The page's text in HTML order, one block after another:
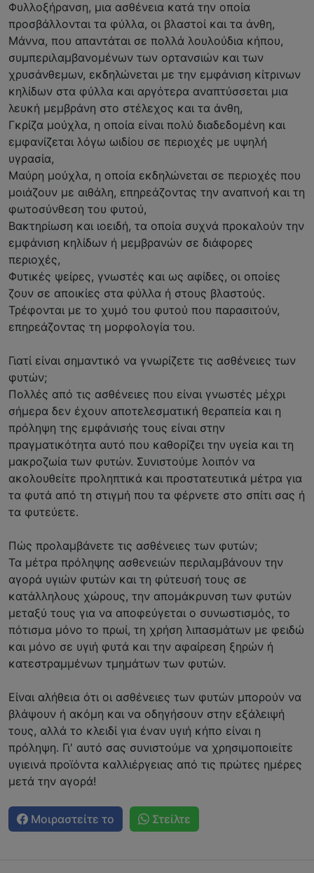
Φυλλοξήρανση, μια ασθένεια κατά την οποία
προσβάλλονται τα φύλλα, οι βλαστοί και τα άνθη,
Μάννα, που απαντάται σε πολλά λουλούδια κήπου,
συμπεριλαμβανομένων των ορτανσιών και των
χρυσάνθεμων, εκδηλώνεται με την εμφάνιση κίτρινων
κηλίδων στα φύλλα και αργότερα αναπτύσσεται μια
λευκή μεμβράνη στο στέλεχος και τα άνθη,
Γκρίζα μούχλα, η οποία είναι πολύ διαδεδομένη και
εμφανίζεται λόγω ωιδίου σε περιοχές με υψηλή
υγρασία,
Μαύρη μούχλα, η οποία εκδηλώνεται σε περιοχές που
μοιάζουν με αιθάλη, επηρεάζοντας την αναπνοή και τη
φωτοσύνθεση του φυτού,
Βακτηρίωση και ιοειδή, τα οποία συχνά προκαλούν την
εμφάνιση κηλίδων ή μεμβρανών σε διάφορες
περιοχές,
Φυτικές ψείρες, γνωστές και ως αφίδες, οι οποίες
ζουν σε αποικίες στα φύλλα ή στους βλαστούς.
Τρέφονται με το χυμό του φυτού που παρασιτούν,
επηρεάζοντας τη μορφολογία του.
Γιατί είναι σημαντικό να γνωρίζετε τις ασθένειες των
φυτών;
Πολλές από τις ασθένειες που είναι γνωστές μέχρι
σήμερα δεν έχουν αποτελεσματική θεραπεία και η
πρόληψη της εμφάνισής τους είναι στην
πραγματικότητα αυτό που καθορίζει την υγεία και τη
μακροζωία των φυτών. Συνιστούμε λοιπόν να
ακολουθείτε προληπτικά και προστατευτικά μέτρα για
τα φυτά από τη στιγμή που τα φέρνετε στο σπίτι σας ή
τα φυτεύετε.
Πώς προλαμβάνετε τις ασθένειες των φυτών;
Τα μέτρα πρόληψης ασθενειών περιλαμβάνουν την
αγορά υγιών φυτών και τη φύτευσή τους σε
κατάλληλους χώρους, την απομάκρυνση των φυτών
μεταξύ τους για να αποφεύγεται ο συνωστισμός, το
πότισμα μόνο το πρωί, τη χρήση λιπασμάτων με φειδώ
και μόνο σε υγιή φυτά και την αφαίρεση ξηρών ή
κατεστραμμένων τμημάτων των φυτών.
Είναι αλήθεια ότι οι ασθένειες των φυτών μπορούν να
βλάψουν ή ακόμη και να οδηγήσουν στην εξάλειψή
τους, αλλά το κλειδί για έναν υγιή κήπο είναι η
πρόληψη. Γι' αυτό σας συνιστούμε να χρησιμοποιείτε
υγιεινά προϊόντα καλλιέργειας από τις πρώτες ημέρες
μετά την αγορά!
Μοιραστείτε το Στείλτε